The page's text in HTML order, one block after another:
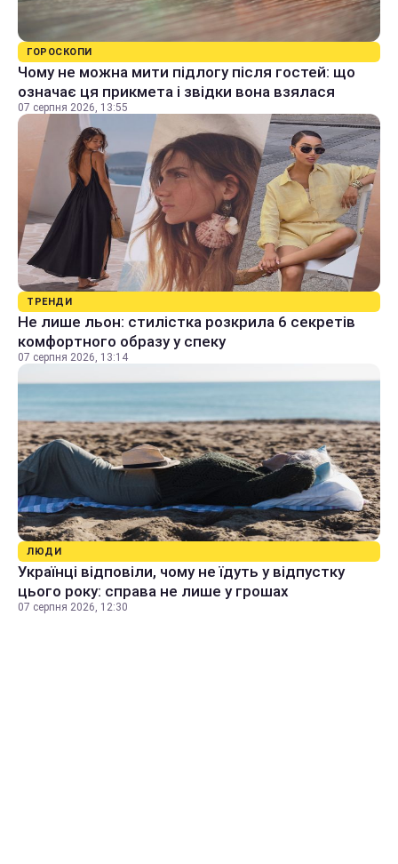
ГОРОСКОПИ
Чому не можна мити підлогу після гостей: що
означає ця прикмета і звідки вона взялася
07 серпня 2026, 13:55
ТРЕНДИ
Не лише льон: стилістка розкрила 6 секретів
комфортного образу у спеку
07 серпня 2026, 13:14
ЛЮДИ
Українці відповіли, чому не їдуть у відпустку
цього року: справа не лише у грошах
07 серпня 2026, 12:30